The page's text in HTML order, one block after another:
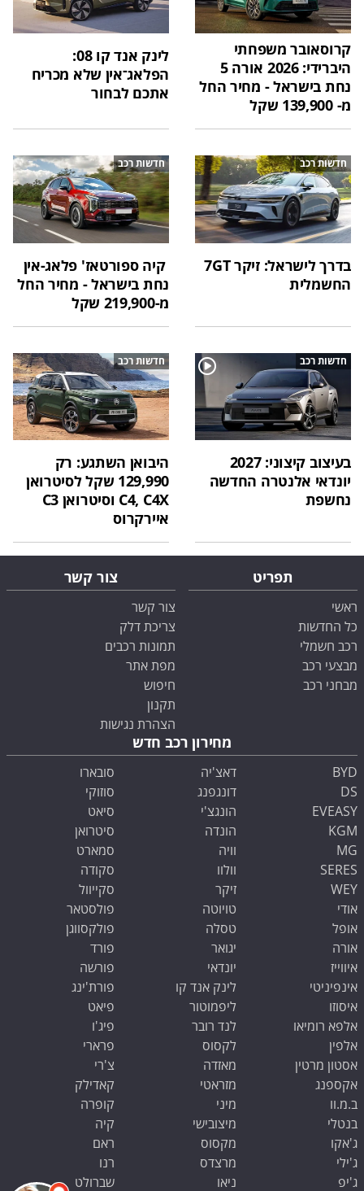
קרוסאובר משפחתי
היברידי: 2026 אורה 5
נחת בישראל - מחיר החל
מ- 139,900 שקל
לינק אנד קו 08:
הפלאג־אין שלא מכריח
אתכם לבחור
חדשות רכב
בדרך לישראל: זיקר 7GT
החשמלית
חדשות רכב
קיה ספורטאז' פלאג-אין
נחת בישראל - מחיר החל
מ-219,900 שקל
חדשות רכב
בעיצוב קיצוני: 2027
יונדאי אלנטרה החדשה
נחשפת
חדשות רכב
היבואן השתגע: רק
129,990 שקל לסיטרואן
C4, C4X וסיטרואן C3
איירקרוס
תפריט
ראשי
כל החדשות
רכב חשמלי
מבצעי רכב
מבחני רכב
צור קשר
צור קשר
צריכת דלק
תמונות רכבים
מפת אתר
חיפוש
תקנון
הצהרת נגישות
מחירון רכב חדש
BYD
DS
EVEASY
KGM
MG
SERES
WEY
אודי
אופל
אורה
איווייז
אינפיניטי
איסוזו
אלפא רומיאו
אלפין
אסטון מרטין
אקספנג
ב.מ.וו
בנטלי
ג'אקו
ג'ילי
ג'יפ
דאצ'יה
דונגפנג
הונגצ'י
הונדה
וויה
וולוו
זיקר
טויוטה
טסלה
יגואר
יונדאי
לינק אנד קו
ליפמוטור
לנד רובר
לקסוס
מאזדה
מזראטי
מיני
מיצובישי
מקסוס
מרצדס
ניאו
סובארו
סוזוקי
סיאט
סיטרואן
סמארט
סקודה
סקייוול
פולסטאר
פולקסווגן
פורד
פורשה
פורת'ינג
פיאט
פיג'ו
פרארי
צ'רי
קאדילק
קופרה
קיה
ראם
רנו
שברולט